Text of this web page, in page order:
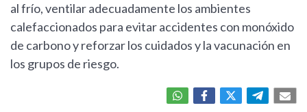
al frío, ventilar adecuadamente los ambientes
calefaccionados para evitar accidentes con monóxido
de carbono y reforzar los cuidados y la vacunación en
los grupos de riesgo.